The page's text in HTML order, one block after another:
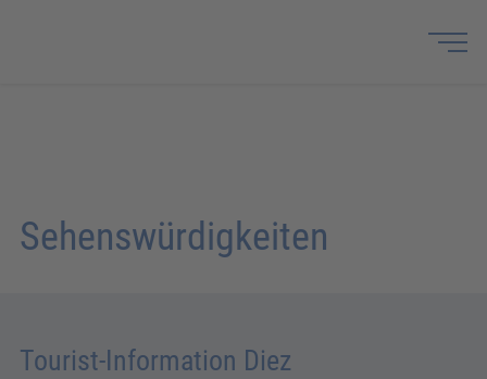
Sehenswürdigkeiten
Tourist-Information Diez